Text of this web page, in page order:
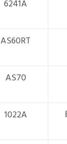
6241A
AS60RT
AS70
1022A